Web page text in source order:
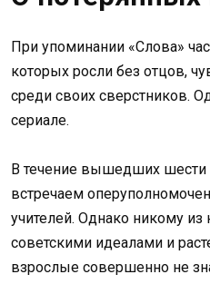
При упоминании «Слова»
которых росли без отцов,
среди своих сверстников.
сериале.
В течение вышедших шести
встречаем
учителей. Однако никому
советскими идеалами и
взрослые совершенно не